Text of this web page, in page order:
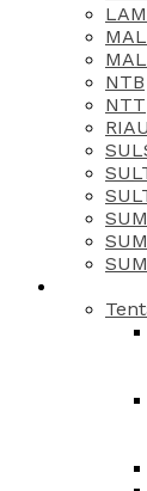
NTB
NTT
RIAU